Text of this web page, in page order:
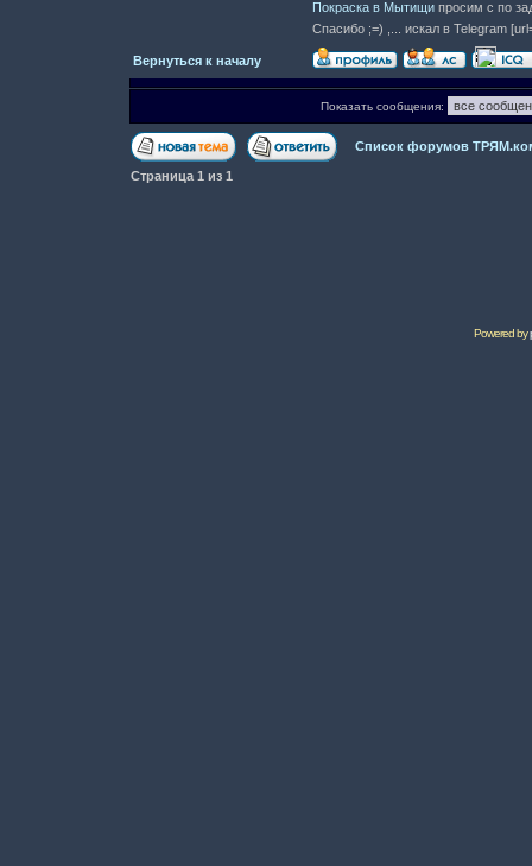
Покраска в Мытищи просим c по
Спасибо ;=) ,... искал в Telegram
Вернуться к началу
Показать сообщения:
Список форумов
Страница 1 из 1
Powered by